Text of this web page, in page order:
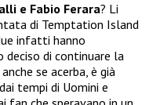
e Fabio Ferara? Li
di Temptation Island
infatti hanno
di continuare la
se acerba, è già
tempi di Uomini e